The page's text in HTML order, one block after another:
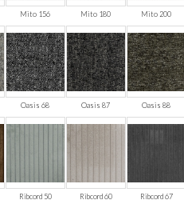
Mito 156 Mito 180 Mito 200
Oasis 68 Oasis 87 Oasis 88
Ribcord 50 Ribcord 60 Ribcord 67